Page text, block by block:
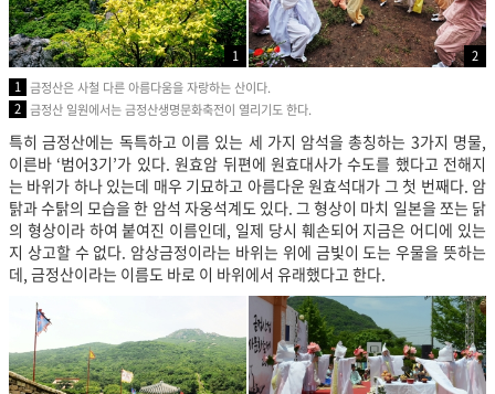
1
2
1 금정산은 사철 다른 아름다움을 자랑하는 산이다.
2 금정산 일원에서는 금정산생명문화축전이 열리기도 한다.
특히 금정산에는 독특하고 이름 있는 세 가지 암석을 총칭하는 3가지 명물,
이른바 ‘범어3기’가 있다. 원효암 뒤편에 원효대사가 수도를 했다고 전해지
는 바위가 하나 있는데 매우 기묘하고 아름다운 원효석대가 그 첫 번째다. 암
탉과 수탉의 모습을 한 암석 자웅석계도 있다. 그 형상이 마치 일본을 쪼는 닭
의 형상이라 하여 붙여진 이름인데, 일제 당시 훼손되어 지금은 어디에 있는
지 상고할 수 없다. 암상금정이라는 바위는 위에 금빛이 도는 우물을 뜻하는
데, 금정산이라는 이름도 바로 이 바위에서 유래했다고 한다.